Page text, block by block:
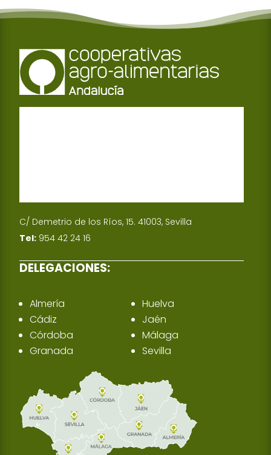
C/ Demetrio de los Ríos, 15. 41003, Sevilla
Tel: 954 42 24 16
DELEGACIONES:
Almería
Cádiz
Córdoba
Granada
Huelva
Jaén
Málaga
Sevilla